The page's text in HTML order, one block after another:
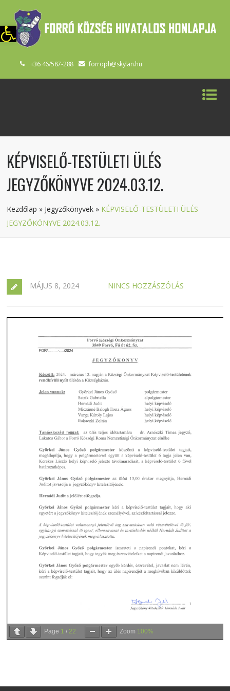
Eszköztár megnyitása
+36 46/587-288 forroph@skylan.hu
KÉPVISELŐ-TESTÜLETI ÜLÉS
JEGYZŐKÖNYVE 2024.03.12.
Kezdőlap » Jegyzőkönyvek » KÉPVISELŐ-TESTÜLETI ÜLÉS
JEGYZŐKÖNYVE 2024.03.12.
MÁJUS 8, 2024 NINCS HOZZÁSZÓLÁS
Page 1 / 22 Zoom 100%